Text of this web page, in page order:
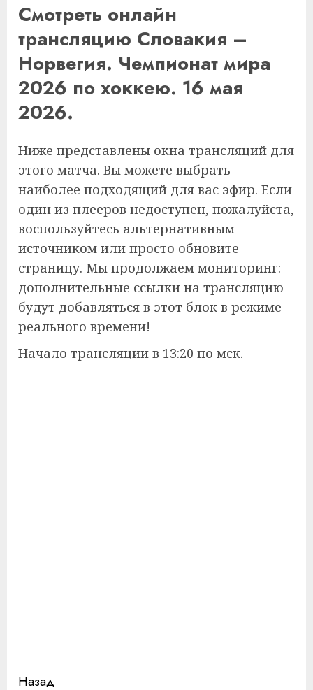
Смотреть онлайн
трансляцию Словакия –
Норвегия. Чемпионат мира
2026 по хоккею. 16 мая
2026.
Ниже представлены окна трансляций для
этого матча. Вы можете выбрать
наиболее подходящий для вас эфир. Если
один из плееров недоступен, пожалуйста,
воспользуйтесь альтернативным
источником или просто обновите
страницу. Мы продолжаем мониторинг:
дополнительные ссылки на трансляцию
будут добавляться в этот блок в режиме
реального времени!
Начало трансляции в 13:20 по мск.
Продолжить
Назад